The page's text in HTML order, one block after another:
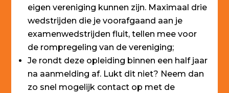
eigen vereniging kunnen zijn. Maximaal drie
wedstrijden die je voorafgaand aan je
examenwedstrijden fluit, tellen mee voor
de rompregeling van de vereniging;
Je rondt deze opleiding binnen een half jaar
na aanmelding af. Lukt dit niet? Neem dan
zo snel mogelijk contact op met de